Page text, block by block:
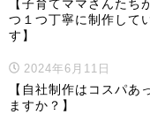
【子育てママさんたち
つ１つ丁寧に制作して
す】
2024年6月11日
【自社制作はコスパあ
ますか？】